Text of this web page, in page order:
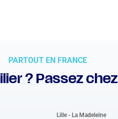
PARTOUT EN FRANCE
? Passez
Lille - La Madeleine